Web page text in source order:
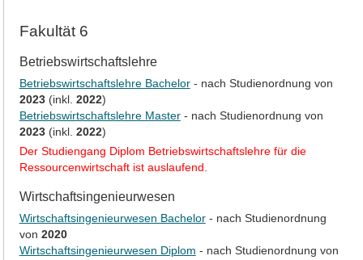
Fakultät 6
Betriebswirtschaftslehre
Betriebswirtschaftslehre Bachelor- nach Studienordnung von
2023(inkl. 2022)
Betriebswirtschaftslehre Master- nach Studienordnung von
2023(inkl. 2022)
Der Studiengang Diplom Betriebswirtschaftslehre für die
Ressourcenwirtschaft ist auslaufend.
Wirtschaftsingenieurwesen
Wirtschaftsingenieurwesen Bachelor- nach Studienordnung
von 2020
Wirtschaftsingenieurwesen Diplom - nach Studienordnung von